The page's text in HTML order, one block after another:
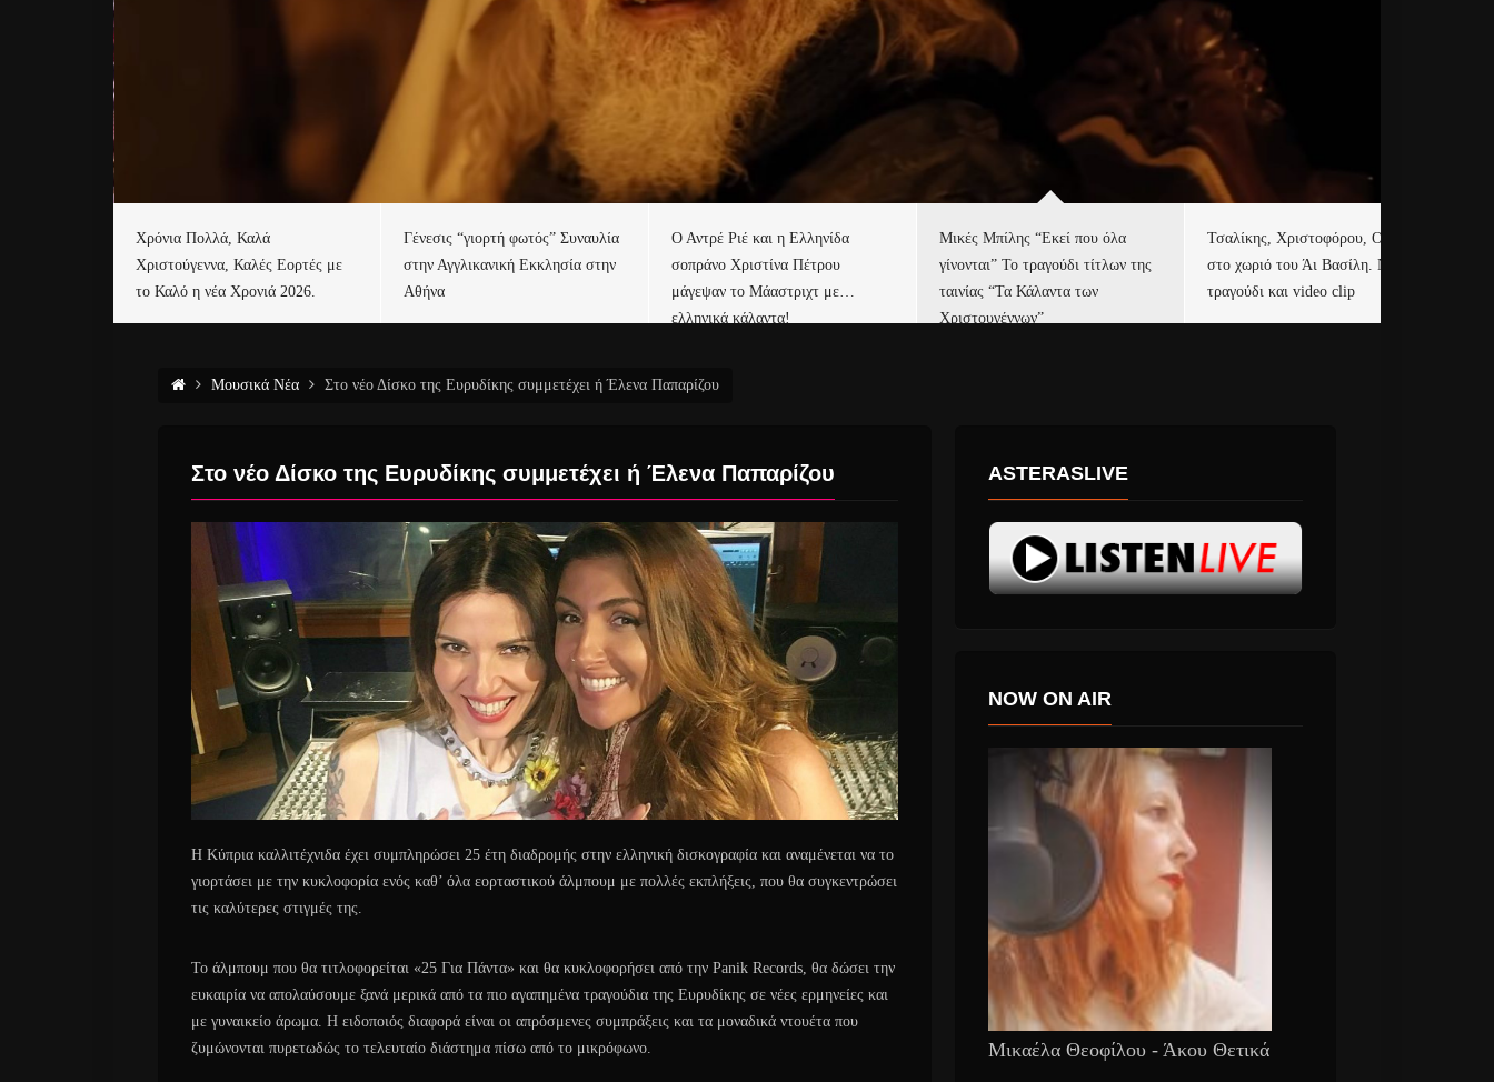
Χρόνια Πολλά, Καλά
Χριστούγεννα, Καλές Εορτές με
το Καλό η νέα Χρονιά 2026.
Γένεσις “γιορτή φωτός” Συναυλία
στην Αγγλικανική Εκκλησία στην
Αθήνα
Ο Αντρέ Ριέ και η Ελληνίδα
σοπράνο Χριστίνα Πέτρου
μάγεψαν το Μάαστριχτ με…
ελληνικά κάλαντα!
Μικές Μπίλης “Εκεί που όλα
γίνονται” Το τραγούδι τίτλων της
ταινίας “Τα Κάλαντα των
Χριστουγέννων”
Τσαλίκης, Χριστοφόρου, ONE
στο χωριό του Άι Βασίλη. Νέο
τραγούδι και video clip
Μουσικά Νέα Στο νέο Δίσκο της Ευρυδίκης συμμετέχει ή Έλενα Παπαρίζου
Στο νέο Δίσκο της Ευρυδίκης συμμετέχει ή Έλενα Παπαρίζου
Η Κύπρια καλλιτέχνιδα έχει συμπληρώσει 25 έτη διαδρομής στην ελληνική δισκογραφία και αναμένεται να το
γιορτάσει με την κυκλοφορία ενός καθ’ όλα εορταστικού άλμπουμ με πολλές εκπλήξεις, που θα συγκεντρώσει
τις καλύτερες στιγμές της.
Το άλμπουμ που θα τιτλοφορείται «25 Για Πάντα» και θα κυκλοφορήσει από την Panik Records, θα δώσει την
ευκαιρία να απολαύσουμε ξανά μερικά από τα πιο αγαπημένα τραγούδια της Ευρυδίκης σε νέες ερμηνείες και
με γυναικείο άρωμα. Η ειδοποιός διαφορά είναι οι απρόσμενες συμπράξεις και τα μοναδικά ντουέτα που
ζυμώνονται πυρετωδώς το τελευταίο διάστημα πίσω από το μικρόφωνο.
ASTERASLIVE
NOW ON AIR
Μικαέλα Θεοφίλου - Άκου Θετικά